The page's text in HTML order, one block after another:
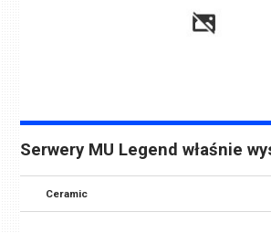
Serwery MU Legend właśnie
Ceramic